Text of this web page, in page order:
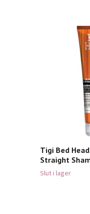
Tigi Bed
Straight
Slut i lager